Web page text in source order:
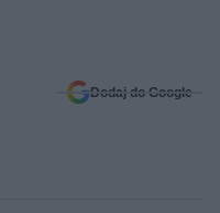
Dodaj do Google